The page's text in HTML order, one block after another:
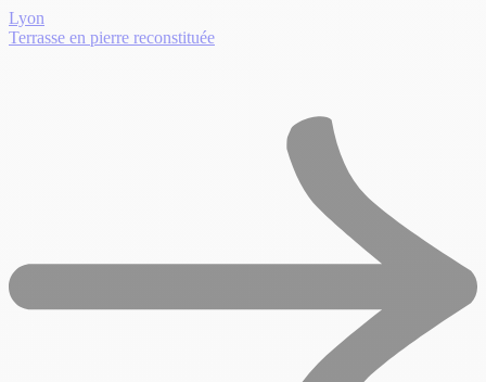
Lyon
Terrasse en pierre reconstituée